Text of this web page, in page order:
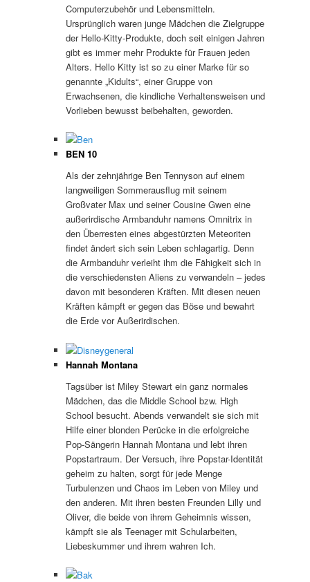
Computerzubehör und Lebensmitteln.
Ursprünglich waren junge Mädchen die Zielgruppe
der Hello-Kitty-Produkte, doch seit einigen Jahren
gibt es immer mehr Produkte für Frauen jeden
Alters. Hello Kitty ist so zu einer Marke für so
genannte „Kidults“, einer Gruppe von
Erwachsenen, die kindliche Verhaltensweisen und
Vorlieben bewusst beibehalten, geworden.
BEN 10
Als der zehnjährige Ben Tennyson auf einem
langweiligen Sommerausflug mit seinem
Großvater Max und seiner Cousine Gwen eine
außerirdische Armbanduhr namens Omnitrix in
den Überresten eines abgestürzten Meteoriten
findet ändert sich sein Leben schlagartig. Denn
die Armbanduhr verleiht ihm die Fähigkeit sich in
die verschiedensten Aliens zu verwandeln – jedes
davon mit besonderen Kräften. Mit diesen neuen
Kräften kämpft er gegen das Böse und bewahrt
die Erde vor Außerirdischen.
Hannah Montana
Tagsüber ist Miley Stewart ein ganz normales
Mädchen, das die Middle School bzw. High
School besucht. Abends verwandelt sie sich mit
Hilfe einer blonden Perücke in die erfolgreiche
Pop-Sängerin Hannah Montana und lebt ihren
Popstartraum. Der Versuch, ihre Popstar-Identität
geheim zu halten, sorgt für jede Menge
Turbulenzen und Chaos im Leben von Miley und
den anderen. Mit ihren besten Freunden Lilly und
Oliver, die beide von ihrem Geheimnis wissen,
kämpft sie als Teenager mit Schularbeiten,
Liebeskummer und ihrem wahren Ich.